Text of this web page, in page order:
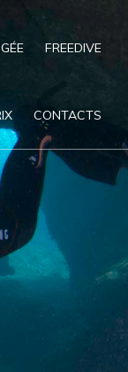
FREEDIVE
CONTACTS